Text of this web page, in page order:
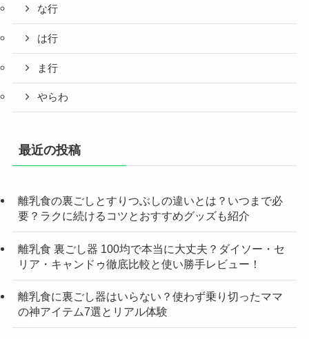
な行
は行
ま行
やらわ
最近の投稿
離乳食の裏ごしとすりつぶしの違いとは？いつまで必
要？ラクに続けるコツとおすすめグッズも紹介
離乳食 裏ごし器 100均で本当に大丈夫？ダイソー・セ
リア・キャンドゥ徹底比較と使い勝手レビュー！
離乳食に裏ごし器はいらない？使わず乗り切ったママ
の神アイテム7選とリアル体験